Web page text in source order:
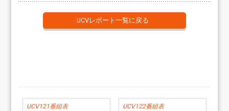
UCVレポート一覧に戻る
UCV121番組表 UCV122番組表